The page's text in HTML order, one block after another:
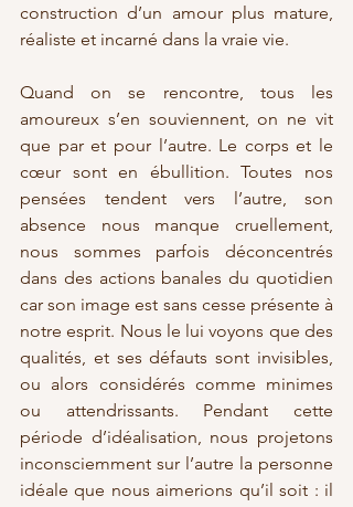
construction d’un amour plus mature,
réaliste et incarné dans la vraie vie.
Quand on se rencontre, tous les
amoureux s’en souviennent, on ne vit
que par et pour l’autre. Le corps et le
cœur sont en ébullition. Toutes nos
pensées tendent vers l’autre, son
absence nous manque cruellement,
nous sommes parfois déconcentrés
dans des actions banales du quotidien
car son image est sans cesse présente à
notre esprit. Nous le lui voyons que des
qualités, et ses défauts sont invisibles,
ou alors considérés comme minimes
ou attendrissants. Pendant cette
période d’idéalisation, nous projetons
inconsciemment sur l’autre la personne
idéale que nous aimerions qu’il soit : il